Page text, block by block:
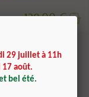
129,00 €
29 juillet à 11h
17 août.
bel été.